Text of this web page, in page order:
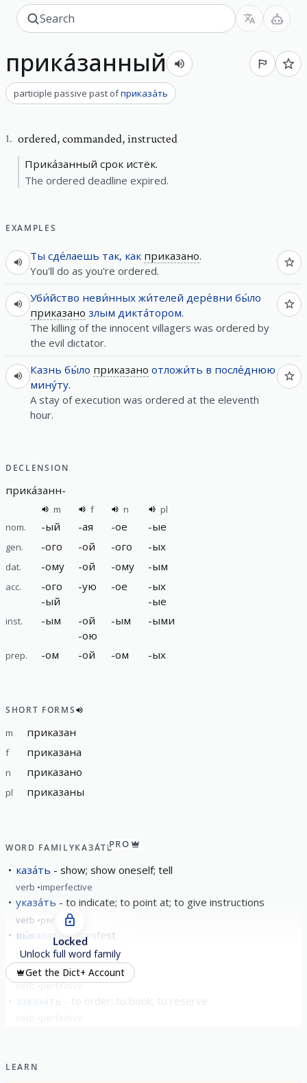
прика́занный
participle passive past ofприказа́ть
1. ordered,commanded, instructed
Прика́занный срок истёк.
The ordered deadline expired.
EXAMPLES
Ты сде́лаешь так, как приказано.
You'll do as you're ordered.
Уби́йство неви́нных жи́телей дере́вни бы́ло
приказано злым дикта́тором.
The killing of the innocent villagers was ordered by
the evil dictator.
Казнь бы́ло приказано отложи́ть в после́днюю
мину́ту.
A stay of execution was ordered at the eleventh
hour.
DECLENSION
прика́занн-
m f n
pl
nom.
-ый -ая -ое -ые
gen. -ого -ой -ого -ых
dat. -ому -ой -ому -ым
acc. -ого
-ый
-ую -ое -ых
-ые
inst. -ым -ой
-ою
-ым -ыми
prep. -ом -ой -ом -ых
SHORT FORMS
m приказан
f приказана
n приказано
pl приказаны
WORD FAMILYКАЗА́ТЬPRO
каза́ть show; show oneself; tell
verb imperfective
указа́ть to indicate; to point at; to give instructions
verb perfective
вы́казать manifest
verb perfective
доказа́ть to prove
verb perfective
заказа́ть
Locked
Unlock full word family
Get the Dict+ Account
LEARN